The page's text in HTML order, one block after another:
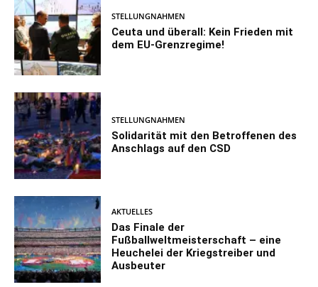
STELLUNGNAHMEN
Ceuta und überall: Kein Frieden mit
dem EU-Grenzregime!
STELLUNGNAHMEN
Solidarität mit den Betroffenen des
Anschlags auf den CSD
AKTUELLES
Das Finale der
Fußballweltmeisterschaft – eine
Heuchelei der Kriegstreiber und
Ausbeuter